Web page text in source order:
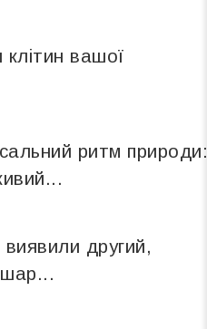
клітин вашої
ритм
другий,